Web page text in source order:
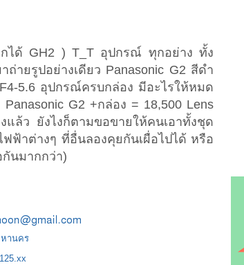
ได้ GH2 ) T_T อุปกรณ์ ทุกอย่าง ทั้ง
ถ่ายรูปอย่างเดียว Panasonic G2 สีดำ
5.6 อุปกรณ์ครบกล่อง มีอะไรให้หมด
G2 +กล่อง = 18,500 Lens
ล้ว ยังไงก็ตามขอขายให้คนเอาทั้งชุด
ฟ้าต่างๆ ที่อื่นลองคุยกันเผื่อไปได้ หรือ
นมากกว่า)
หานคร